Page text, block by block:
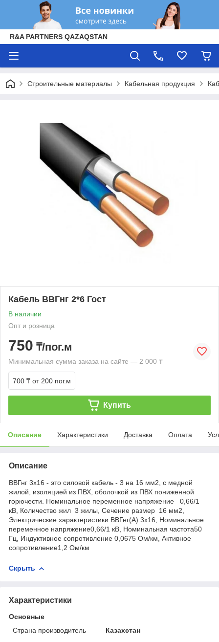
R&A PARTNERS QAZAQSTAN
Строительные материалы Кабельная продукция
Кабель ВВГнг 2*6 Гост
В наличии
Опт и розница
750 ₸/пог.м
Минимальная сумма заказа на сайте — 2 000 ₸
700 ₸ от 200 пог.м
Купить
Описание Характеристики Доставка Оплата
Описание
ВВГнг 3х16 - это силовой кабель - 3 на 16 мм2, с медной
жилой, изоляцией из ПВХ, оболочкой из ПВХ пониженной
горючести. Номинальное переменное напряжение 0,66/1
кВ, Количество жил 3 жилы, Сечение размер 16 мм2,
Электрические характеристики ВВГнг(А) 3х16, Номинальное
переменное напряжение0,66/1 кВ, Номинальная частота50
Гц, Индуктивное сопротивление 0,0675 Ом/км, Активное
сопротивление1,2 Ом/км
Скрыть
Характеристики
Основные
Страна производитель
Казахстан